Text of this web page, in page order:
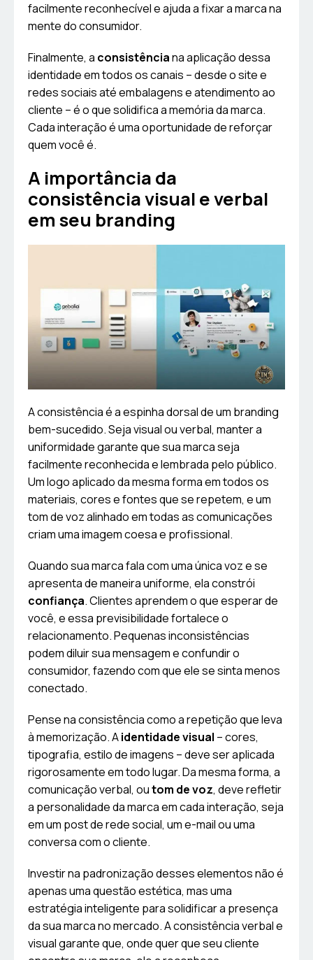
facilmente reconhecível e ajuda a fixar a marca na
mente do consumidor.
Finalmente, a consistênciana aplicação dessa
identidade em todos os canais – desde o site e
redes sociais até embalagens e atendimento ao
cliente – é o que solidifica a memória da marca.
Cada interação é uma oportunidade de reforçar
quem você é.
A importância da
consistência visual e verbal
em seu branding
A consistência é a espinha dorsal de um branding
bem-sucedido. Seja visual ou verbal, manter a
uniformidade garante que sua marca seja
facilmente reconhecida e lembrada pelo público.
Um logo aplicado da mesma forma em todos os
materiais, cores e fontes que se repetem, e um
tom de voz alinhado em todas as comunicações
criam uma imagem coesa e profissional.
Quando sua marca fala com uma única voz e se
apresenta de maneira uniforme, ela constrói
confiança. Clientes aprendem o que esperar de
você, e essa previsibilidade fortalece o
relacionamento. Pequenas inconsistências
podem diluir sua mensagem e confundir o
consumidor, fazendo com que ele se sinta menos
conectado.
Pense na consistência como a repetição que leva
à memorização. Aidentidade visual – cores,
tipografia, estilo de imagens – deve ser aplicada
rigorosamente em todo lugar. Da mesma forma, a
comunicação verbal, outom de voz, deve refletir
a personalidade da marca em cada interação, seja
em um post de rede social, um e-mail ou uma
conversa com o cliente.
Investir na padronização desses elementos não é
apenas uma questão estética, mas uma
estratégia inteligente para solidificar a presença
da sua marca no mercado. A consistência verbal e
visual garante que, onde quer que seu cliente